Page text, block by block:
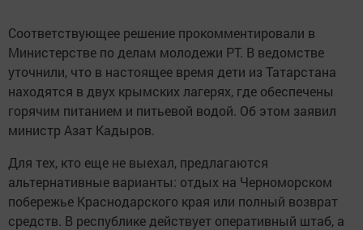
Соответствующее решение прокомментировали в
Министерстве по делам молодежи РТ. В ведомстве
уточнили, что в настоящее время дети из Татарстана
находятся в двух крымских лагерях, где обеспечены
горячим питанием и питьевой водой. Об этом заявил
министр Азат Кадыров.
Для тех, кто еще не выехал, предлагаются
альтернативные варианты: отдых на Черноморском
побережье Краснодарского края или полный возврат
средств. В республике действует оперативный штаб, а